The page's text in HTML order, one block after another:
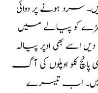
سرد ہونے پر دوائی
کو پیالے میں
دیں اسے بھی اوپر پیالہ
کلو اوپلوں کی آگ
لیں۔ اب تیسرے